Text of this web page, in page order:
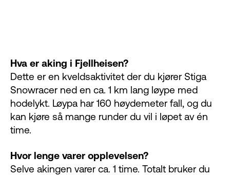
Hva er aking i Fjellheisen?
Dette er en kveldsaktivitet der du kjører Stiga
Snowracer ned en ca. 1 km lang løype med
hodelykt. Løypa har 160 høydemeter fall, og du
kan kjøre så mange runder du vil i løpet av én
time.
Hvor lenge varer opplevelsen?
Selve akingen varer ca. 1 time. Totalt bruker du